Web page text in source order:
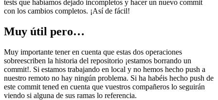
tests que habíamos dejado incompletos y hacer un nuevo commit
con los cambios completos. ¡Así de fácil!
Muy útil pero…
Muy importante tener en cuenta que estas dos operaciones
sobreescriben la historia del repositorio ¡estamos borrando un
commit!. Si estamos trabajando en local y no hemos hecho push a
nuestro remoto no hay ningún problema. Si ha habéis hecho push de
este commit tened en cuenta que vuestros compañeros lo seguirán
viendo si alguna de sus ramas lo referencia.